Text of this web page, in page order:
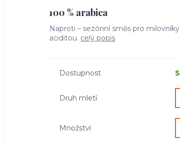
100 % arabica
Naproti – sezónní směs pro
aciditou. celý popis
Dostupnost
Druh mletí
Množství